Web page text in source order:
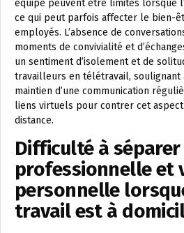
équipe peuvent être limités lorsque
ce qui peut parfois affecter le bien-
employés. L’absence de
moments de convivialité et
un sentiment d’isolement et de
travailleurs en télétravail, soulignant
maintien d’une communication
liens virtuels pour contrer cet
distance.
Difficulté à séparer
professionnelle et
personnelle
travail est à